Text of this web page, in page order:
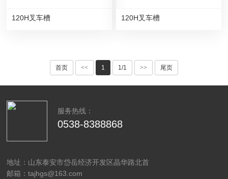
120H叉车槽 120H叉车槽
首页 << 1 1/1 >> 尾页
服务热线：
0538-8388868
地址：山东泰安市岱岳经济开发区晶华路北首
邮箱：tajhgs@163.com